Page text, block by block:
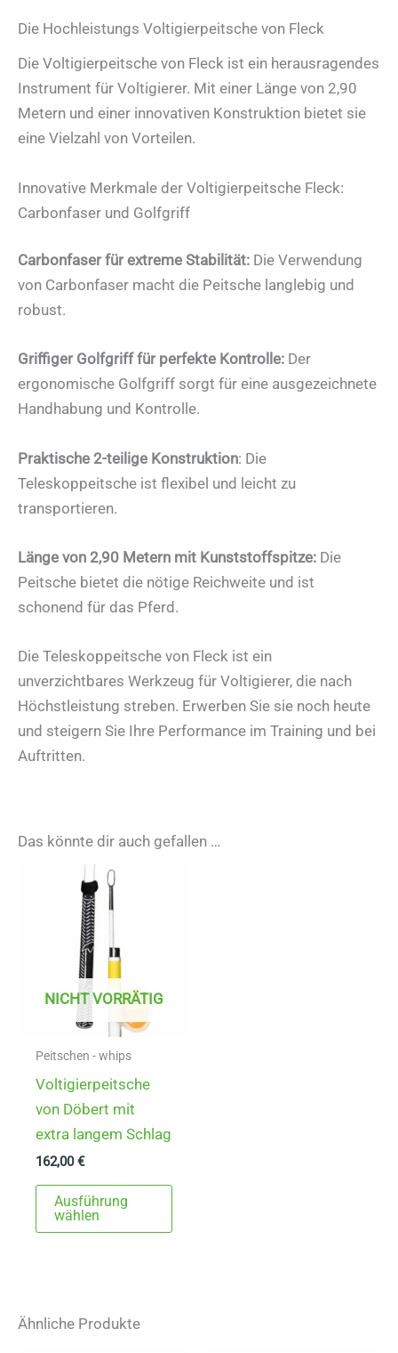
Die Hochleistungs Voltigierpeitsche von Fleck
Die Voltigierpeitsche von Fleck ist ein herausragendes
Instrument für Voltigierer. Mit einer Länge von 2,90
Metern und einer innovativen Konstruktion bietet sie
eine Vielzahl von Vorteilen.
Innovative Merkmale der Voltigierpeitsche Fleck:
Carbonfaser und Golfgriff
Carbonfaser für extreme Stabilität: Die Verwendung
von Carbonfaser macht die Peitsche langlebig und
robust.
Griffiger Golfgriff für perfekte Kontrolle: Der
ergonomische Golfgriff sorgt für eine ausgezeichnete
Handhabung und Kontrolle.
Praktische 2-teilige Konstruktion: Die
Teleskoppeitsche ist flexibel und leicht zu
transportieren.
Länge von 2,90 Metern mit Kunststoffspitze: Die
Peitsche bietet die nötige Reichweite und ist
schonend für das Pferd.
Die Teleskoppeitsche von Fleck ist ein
unverzichtbares Werkzeug für Voltigierer, die nach
Höchstleistung streben. Erwerben Sie sie noch heute
und steigern Sie Ihre Performance im Training und bei
Auftritten.
Das könnte dir auch gefallen …
NICHT VORRÄTIG
Peitschen - whips
Voltigierpeitsche
von Döbert mit
extra langem Schlag
162,00€
Ausführung
wählen
Dieses
weist
Ähnliche Produkte